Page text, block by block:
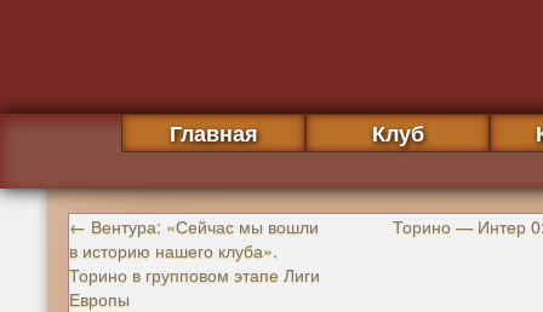
Главная Клуб
← Вентура: «Сейчас мы вошли
в историю нашего клуба».
Торино в групповом этапе Лиги
Европы
Торино — Интер